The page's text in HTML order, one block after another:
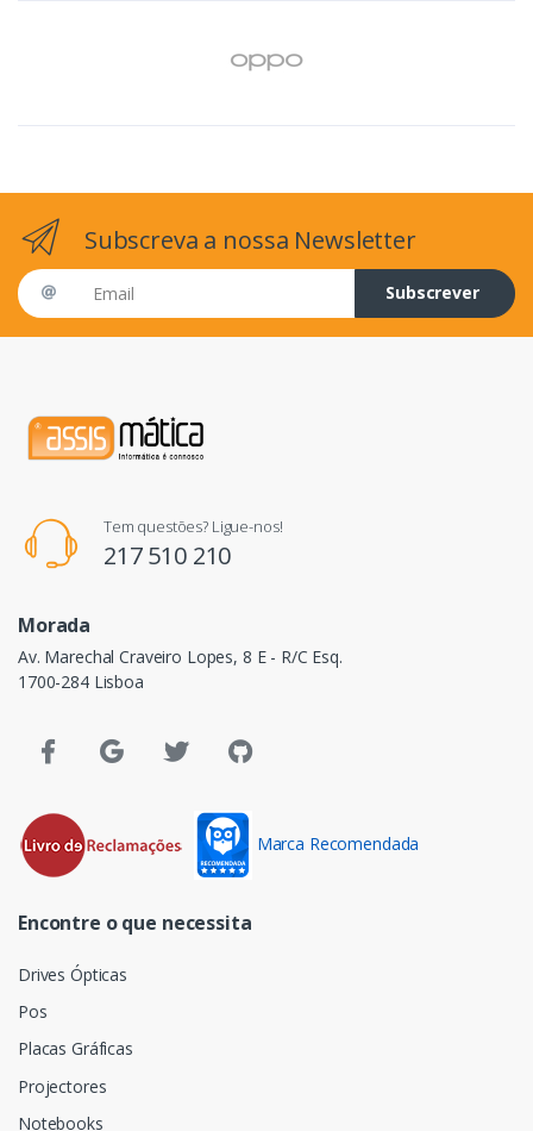
Subscreva a nossa Newsletter
Email address
Subscrever
Tem questões? Ligue-nos!
217 510 210
Morada
Av. Marechal Craveiro Lopes, 8 E - R/C Esq.
1700-284 Lisboa
Marca Recomendada
Encontre o que necessita
Drives Ópticas
Pos
Placas Gráficas
Projectores
Notebooks